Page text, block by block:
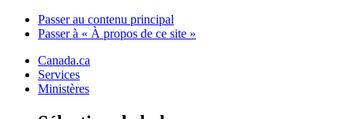
Passer au contenu principal
Passer à « À propos de ce site »
Canada.ca
Services
Ministères